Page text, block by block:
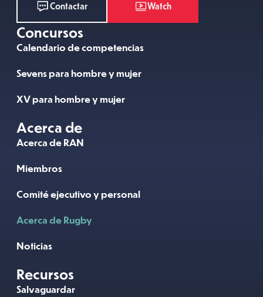
Contactar Watch
Concursos
Calendario de competencias
Sevens para hombre y mujer
XV para hombre y mujer
Acerca de
Acerca de RAN
Miembros
Comité ejecutivo y personal
Acerca de Rugby
Noticias
Recursos
Salvaguardar